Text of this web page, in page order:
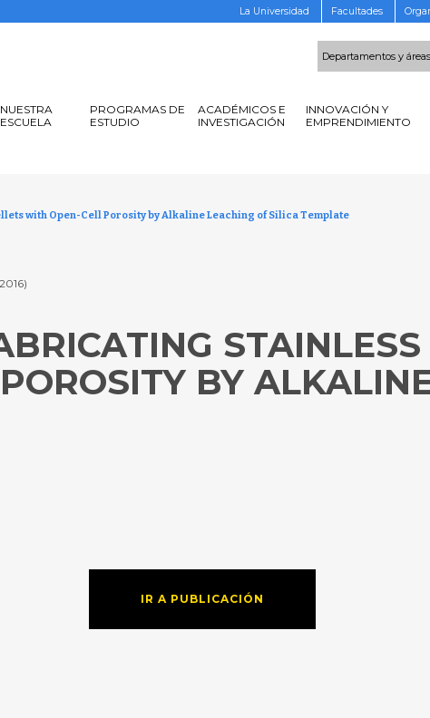
La Universidad Facultades
Departamentos y
NUESTRA
ESCUELA
PROGRAMAS DE
ESTUDIO
ACADÉMICOS E
INVESTIGACIÓN
INNOVACIÓN Y
EMPRENDIMIENTO
with Open-Cell Porosity by Alkaline Leaching of Silica Template
BY
IR A PUBLICACIÓN